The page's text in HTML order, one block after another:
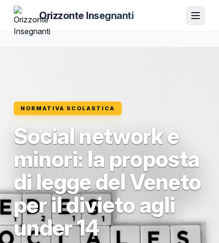
Orizzonte Insegnanti
NORMATIVA SCOLASTICA
Social network e
minori: la proposta
di legge del Veneto
per il divieto agli
under 14